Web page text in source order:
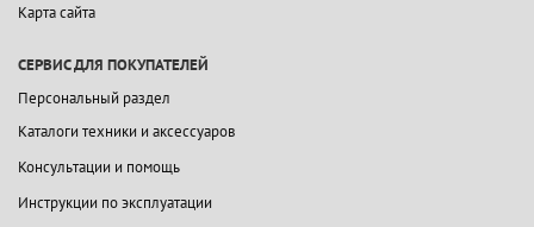
Карта сайта
СЕРВИС ДЛЯ ПОКУПАТЕЛЕЙ
Персональный раздел
Каталоги техники и аксессуаров
Консультации и помощь
Инструкции по эксплуатации